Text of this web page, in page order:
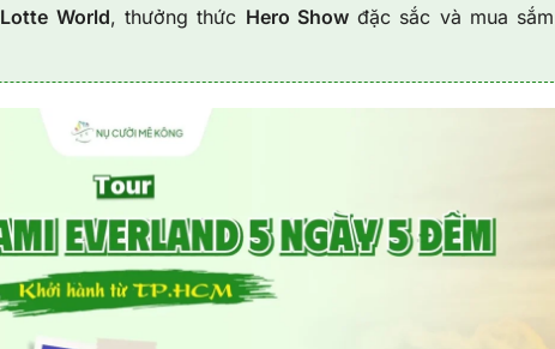
Lotte World, thưởng thức Hero Showđặc sắc và mua sắm